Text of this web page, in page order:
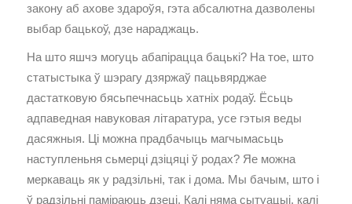
закону аб ахове здароўя, гэта абсалютна дазволены
выбар бацькоў, дзе нараджаць.
На што яшчэ могуць абапірацца бацькі? На тое, што
статыстыка ў шэрагу дзяржаў пацьвярджае
дастатковую бясьпечнасьць хатніх родаў. Ёсьць
адпаведная навуковая літаратура, усе гэтыя веды
дасяжныя. Ці можна прадбачыць магчымасьць
наступленьня сьмерці дзіцяці ў родах? Яе можна
меркаваць як у радзільні, так і дома. Мы бачым, што і
ў радзільні паміраюць дзеці. Калі няма сытуацыі, калі